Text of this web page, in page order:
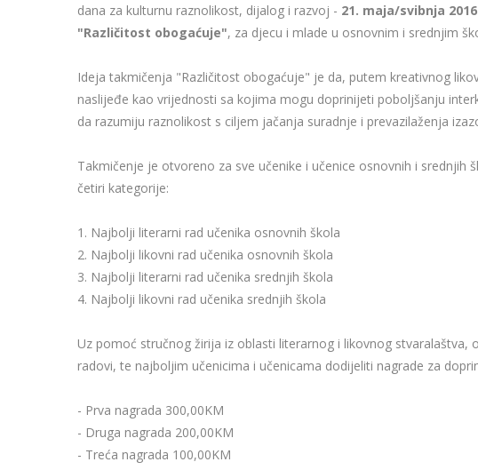
dana za kulturnu raznolikost, dijalog i razvoj - 21. maja/svibnja
"Različitost obogaćuje", za djecu i mlade u osnovnim i srednjim
Ideja takmičenja "Različitost obogaćuje" je da, putem kreativnog
naslijeđe kao vrijednosti sa kojima mogu doprinijeti poboljšanju
da razumiju raznolikost s ciljem jačanja suradnje i prevazilaženja
Takmičenje je otvoreno za sve učenike i učenice osnovnih i srednjih
četiri kategorije:
1. Najbolji literarni rad učenika osnovnih škola
2. Najbolji likovni rad učenika osnovnih škola
3. Najbolji literarni rad učenika srednjih škola
4. Najbolji likovni rad učenika srednjih škola
Uz pomoć stručnog žirija iz oblasti literarnog i likovnog
radovi, te najboljim učenicima i učenicama dodijeliti nagrade za
- Prva nagrada 300,00KM
- Druga nagrada 200,00KM
- Treća nagrada 100,00KM